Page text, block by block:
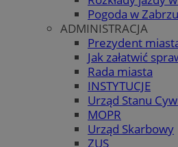
Pogoda w Zabrzu
ADMINISTRACJA
Prezydent
Jak załatwić
Rada miasta
INSTYTUCJE
Urząd Stanu
MOPR
Urząd Skarbowy
ZUS